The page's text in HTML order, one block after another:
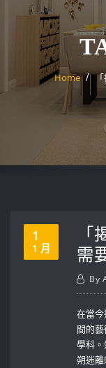
Home 「
1
1 月
「
需
By
在當
間的
學科
朔迷